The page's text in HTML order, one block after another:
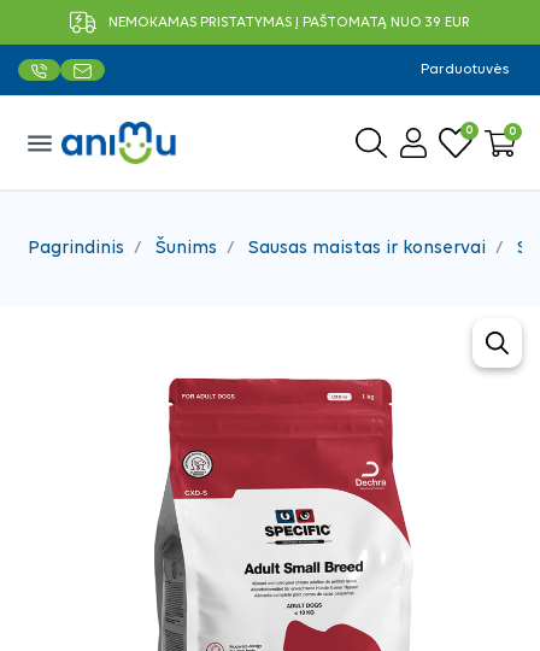
NEMOKAMAS PRISTATYMAS Į PAŠTOMATĄ NUO 39 EUR
Parduotuvės
menu 0 0
Pagrindinis Šunims Sausas maistas ir konservai